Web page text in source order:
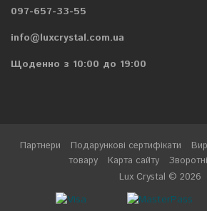
097-657-33-55
info@luxcrystal.com.ua
Щоденно з 10:00 до 19:00
Партнери Подарункові сертифікати
товару
Карта сайту
Lux Crystal © 2026